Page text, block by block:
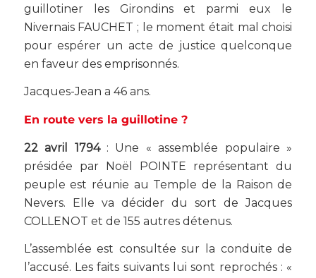
guillotiner les Girondins et parmi eux le
Nivernais FAUCHET ; le moment était mal choisi
pour espérer un acte de justice quelconque
en faveur des emprisonnés.
Jacques-Jean a 46 ans.
En route vers la guillotine ?
22 avril 1794: Une « assemblée populaire »
présidée par Noël POINTE représentant du
peuple est réunie au Temple de la Raison de
Nevers. Elle va décider du sort de Jacques
COLLENOT et de 155 autres détenus.
L’assemblée est consultée sur la conduite de
l’accusé. Les faits suivants lui sont reprochés : «